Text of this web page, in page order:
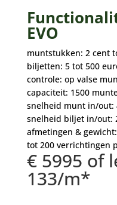
EVO
muntstukken: 2 cent
biljetten: 5 tot 500
controle: op valse
capaciteit: 1500
snelheid munt in/out:
snelheid biljet in/out:
afmetingen &
tot 200 verrichtingen
€ 5995 of
133/m*